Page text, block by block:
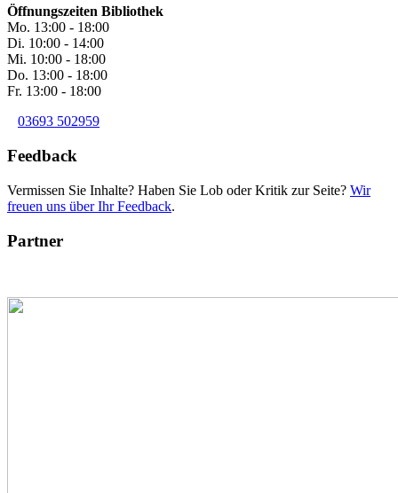
Öffnungszeiten Bibliothek
Mo. 13:00 - 18:00
Di. 10:00 - 14:00
Mi. 10:00 - 18:00
Do. 13:00 - 18:00
Fr. 13:00 - 18:00
03693 502959
Feedback
Vermissen Sie Inhalte? Haben Sie Lob oder Kritik zur Seite? Wir
freuen uns über Ihr Feedback.
Partner